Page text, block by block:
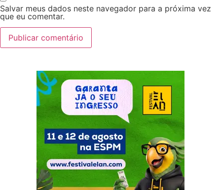
Salvar meus dados neste navegador para a próxima vez
que eu comentar.